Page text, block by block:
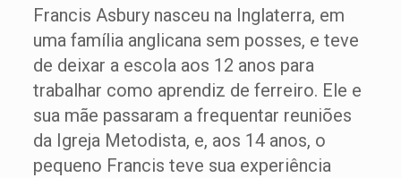
Francis Asbury nasceu na Inglaterra, em
uma família anglicana sem posses, e teve
de deixar a escola aos 12 anos para
trabalhar como aprendiz de ferreiro. Ele e
sua mãe passaram a frequentar reuniões
da Igreja Metodista, e, aos 14 anos, o
pequeno Francis teve sua experiência